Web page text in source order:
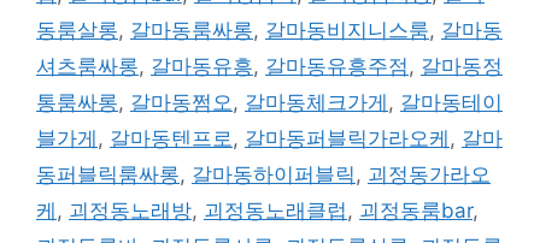
동룸살롱, 갈마동룸싸롱, 갈마동비지니스룸, 갈마동
셔츠룸싸롱, 갈마동유흥, 갈마동유흥주점, 갈마동정
통룸싸롱, 갈마동쩜오, 갈마동체크가게 , 갈마동테이
블가게 , 갈마동텐프로, 갈마동퍼블릭가라오케 , 갈마
동퍼블릭룸싸롱, 갈마동하이퍼블릭, 괴정동가라오
케 , 괴정동노래방, 괴정동노래클럽, 괴정동룸bar,